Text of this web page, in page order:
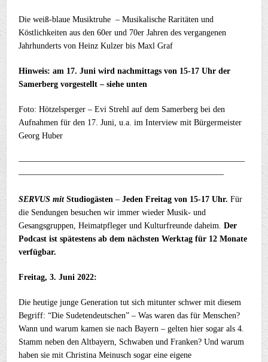
Die weiß-blaue Musiktruhe – Musikalische Raritäten und
Köstlichkeiten aus den 60er und 70er Jahren des vergangenen
Jahrhunderts von Heinz Kulzer bis Maxl Graf
Hinweis: am 17. Juni wird nachmittags von 15-17 Uhr der
Samerberg vorgestellt – siehe unten
Foto: Hötzelsperger – Evi Strehl auf dem Samerberg bei den
Aufnahmen für den 17. Juni, u.a. im Interview mit Bürgermeister
Georg Huber
———————————————————————————
————————————————————————–
SERVUSmit Studiogästen –Jeden Freitag von 15-17 Uhr. Für
die Sendungen besuchen wir immer wieder Musik- und
Gesangsgruppen, Heimatpfleger und Kulturfreunde daheim .Der
Podcast ist spätestens ab dem nächsten Werktag für 12 Monate
verfügbar.
Freitag, 3. Juni 2022:
Die heutige junge Generation tut sich mitunter schwer mit diesem
Begriff: “Die Sudetendeutschen” – Was waren das für Menschen?
Wann und warum kamen sie nach Bayern – gelten hier sogar als 4.
Stamm neben den Altbayern, Schwaben und Franken? Und warum
haben sie mit Christina Meinusch sogar eine eigene